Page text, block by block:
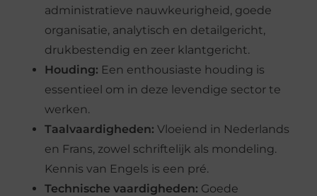
administratieve nauwkeurigheid, goede
organisatie, analytisch en detailgericht,
drukbestendig en zeer klantgericht.
Houding: Een enthousiaste houding is
essentieel om in deze levendige sector te
werken.
Taalvaardigheden: Vloeiend in Nederlands
en Frans, zowel schriftelijk als mondeling.
Kennis van Engels is een pré.
Technische vaardigheden: Goede